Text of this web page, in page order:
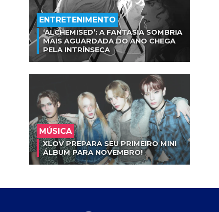
ENTRETENIMENTO
‘ALCHEMISED’: A FANTASIA SOMBRIA
MAIS AGUARDADA DO ANO CHEGA
PELA INTRÍNSECA
MÚSICA
XLOV PREPARA SEU PRIMEIRO MINI
ÁLBUM PARA NOVEMBRO!